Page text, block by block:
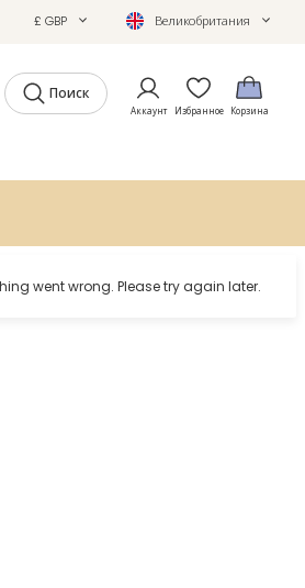
£ GBP Великобритания
Поиск
Аккаунт Избранное Корзина